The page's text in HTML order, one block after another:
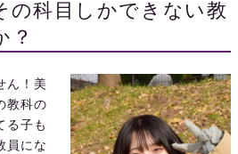
の科目しかできない教
？
ん！美
教科の
る子も
員にな